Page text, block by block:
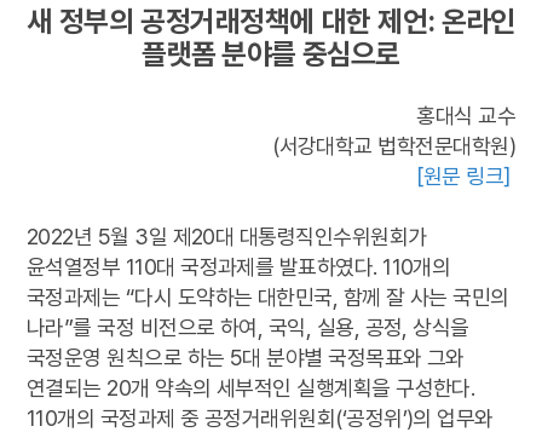
새 정부의 공정거래정책에 대한 제언: 온라인
플랫폼 분야를 중심으로
홍대식 교수
(서강대학교 법학전문대학원)
[원문 링크]
2022년 5월 3일 제20대 대통령직인수위원회가
윤석열정부 110대 국정과제를 발표하였다. 110개의
국정과제는 “다시 도약하는 대한민국, 함께 잘 사는 국민의
나라”를 국정 비전으로 하여, 국익, 실용, 공정, 상식을
국정운영 원칙으로 하는 5대 분야별 국정목표와 그와
연결되는 20개 약속의 세부적인 실행계획을 구성한다.
110개의 국정과제 중 공정거래위원회(‘공정위’)의 업무와